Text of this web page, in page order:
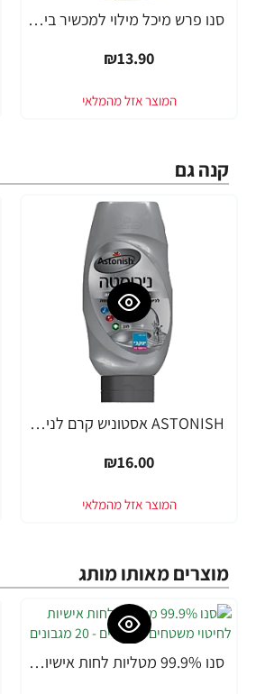
סנו פרש מיכל מילוי למכשיר בישום אוטומטי סופט באלנאס 250 מ"ל
₪13.90
קנה גם
ASTONISH אסטוניש קרם לנירוסטה 550 גרם - מבית יעקבי
₪16.00
מוצרים מאותו מותג
סנו 99.9% מטליות לחות אישיות לחיטוי משטחים ואביזרים - 20 מגבונים